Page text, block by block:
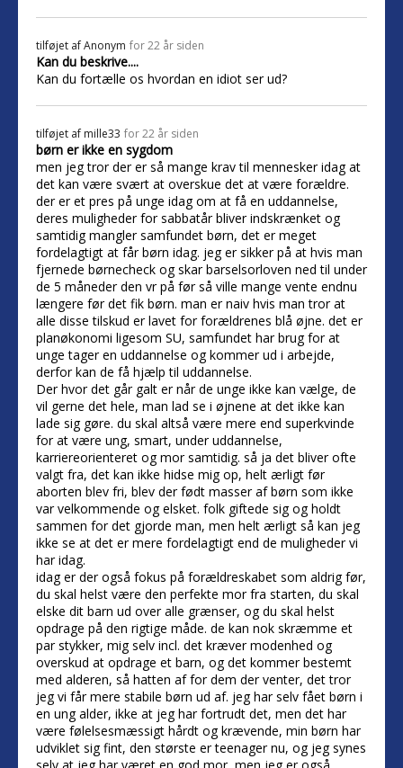
tilføjet afAnonym for 22 år siden
Kan du beskrive....
Kan du fortælle os hvordan en idiot ser ud?
tilføjet af mille33 for 22 år siden
børn er ikke en sygdom
men jeg tror der er så mange krav til mennesker idag at
det kan være svært at overskue det at være forældre.
der er et pres på unge idag om at få en uddannelse,
deres muligheder for sabbatår bliver indskrænket og
samtidig mangler samfundet børn, det er meget
fordelagtigt at får børn idag. jeg er sikker på at hvis man
fjernede børnecheck og skar barselsorloven ned til under
de 5 måneder den vr på før så ville mange vente endnu
længere før det fik børn. man er naiv hvis man tror at
alle disse tilskud er lavet for forældrenes blå øjne. det er
planøkonomi ligesom SU, samfundet har brug for at
unge tager en uddannelse og kommer ud i arbejde,
derfor kan de få hjælp til uddannelse.
Der hvor det går galt er når de unge ikke kan vælge, de
vil gerne det hele, man lad se i øjnene at det ikke kan
lade sig gøre. du skal altså være mere end superkvinde
for at være ung, smart, under uddannelse,
karriereorienteret og mor samtidig. så ja det bliver ofte
valgt fra, det kan ikke hidse mig op, helt ærligt før
aborten blev fri, blev der født masser af børn som ikke
var velkommende og elsket. folk giftede sig og holdt
sammen for det gjorde man, men helt ærligt så kan jeg
ikke se at det er mere fordelagtigt end de muligheder vi
har idag.
idag er der også fokus på forældreskabet som aldrig før,
du skal helst være den perfekte mor fra starten, du skal
elske dit barn ud over alle grænser, og du skal helst
opdrage på den rigtige måde. de kan nok skræmme et
par stykker, mig selv incl. det kræver modenhed og
overskud at opdrage et barn, og det kommer bestemt
med alderen, så hatten af for dem der venter, det tror
jeg vi får mere stabile børn ud af. jeg har selv fået børn i
en ung alder, ikke at jeg har fortrudt det, men det har
være følelsesmæssigt hårdt og krævende, min børn har
udviklet sig fint, den største er teenager nu, og jeg synes